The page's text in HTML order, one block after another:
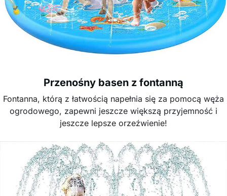
Przenośny basen z fontanną
Fontanna, którą z łatwością napełnia się za pomocą węża
ogrodowego, zapewni jeszcze większą przyjemność i
jeszcze lepsze orzeźwienie!